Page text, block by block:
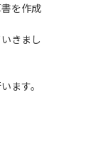
を作成
きまし
ます。